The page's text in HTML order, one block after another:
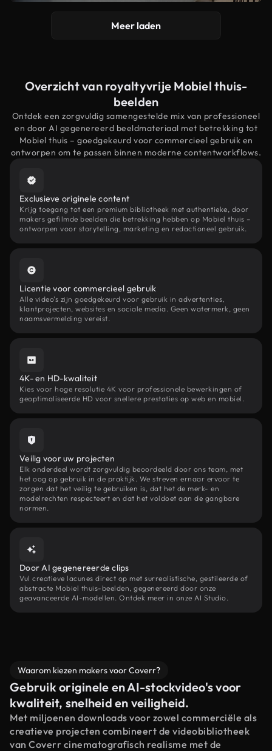
Meer laden
Overzicht van royaltyvrije Mobiel thuis-
beelden
Ontdek een zorgvuldig samengestelde mix van professioneel
en door AI gegenereerd beeldmateriaal met betrekking tot
Mobiel thuis – goedgekeurd voor commercieel gebruik en
ontworpen om te passen binnen moderne contentworkflows.
Exclusieve originele content
Krijg toegang tot een premium bibliotheek met authentieke, door
makers gefilmde beelden die betrekking hebben op Mobiel thuis –
ontworpen voor storytelling, marketing en redactioneel gebruik.
Licentie voor commercieel gebruik
Alle video's zijn goedgekeurd voor gebruik in advertenties,
klantprojecten, websites en sociale media. Geen watermerk, geen
naamsvermelding vereist.
4K- en HD-kwaliteit
Kies voor hoge resolutie 4K voor professionele bewerkingen of
geoptimaliseerde HD voor snellere prestaties op web en mobiel.
Veilig voor uw projecten
Elk onderdeel wordt zorgvuldig beoordeeld door ons team, met
het oog op gebruik in de praktijk. We streven ernaar ervoor te
zorgen dat het veilig te gebruiken is, dat het de merk- en
modelrechten respecteert en dat het voldoet aan de gangbare
normen.
Door AI gegenereerde clips
Vul creatieve lacunes direct op met surrealistische, gestileerde of
abstracte Mobiel thuis-beelden, gegenereerd door onze
geavanceerde AI-modellen. Ontdek meer in onze AI Studio.
Waarom kiezen makers voor Coverr?
Gebruik originele en AI-stockvideo's voor
kwaliteit, snelheid en veiligheid.
Met miljoenen downloads voor zowel commerciële als
creatieve projecten combineert de videobibliotheek
van Coverr cinematografisch realisme met de